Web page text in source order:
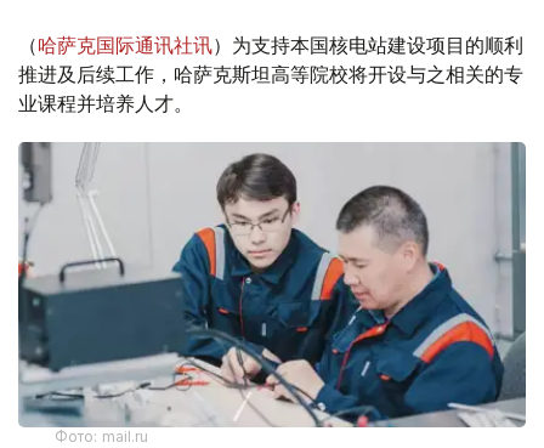
（哈萨克国际通讯社讯）为支持本国核电站建设项目的顺利
推进及后续工作，哈萨克斯坦高等院校将开设与之相关的专
业课程并培养人才。
Фото: mail.ru